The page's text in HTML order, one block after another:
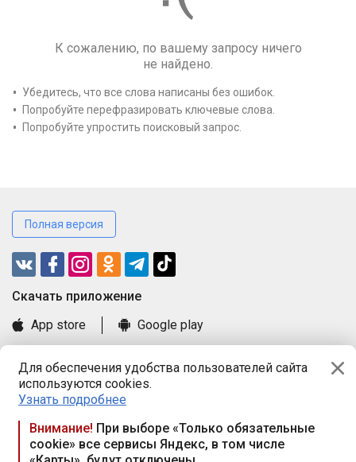
Для обеспечения удобства пользователей сайта
используются cookies.
Узнать подробнее
Внимание! При выборе «Только обязательные
cookie» все сервисы Яндекс, в том числе
К сожалению, по вашему запросу ничего
не найдено.
Убедитесь, что все слова написаны без ошибок.
Попробуйте перефразировать ключевые слова.
Попробуйте упростить поисковый запрос.
Полная версия
Cкачать приложение
App store
Google play
Книга замечаний и предложений
Правила и документы
Praca.by © 2000—2026, ООО «ПРАЦА БАЙ»
Республика Беларусь, 220114, г. Минск, пр-т Независимости
117а, пом. № 9.